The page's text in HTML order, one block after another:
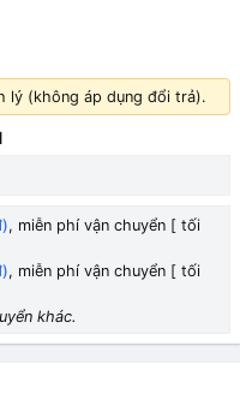
lý (không áp dụng đổi trả).
, miễn phí vận chuyển [ tối
, miễn phí vận chuyển [ tối
khác.